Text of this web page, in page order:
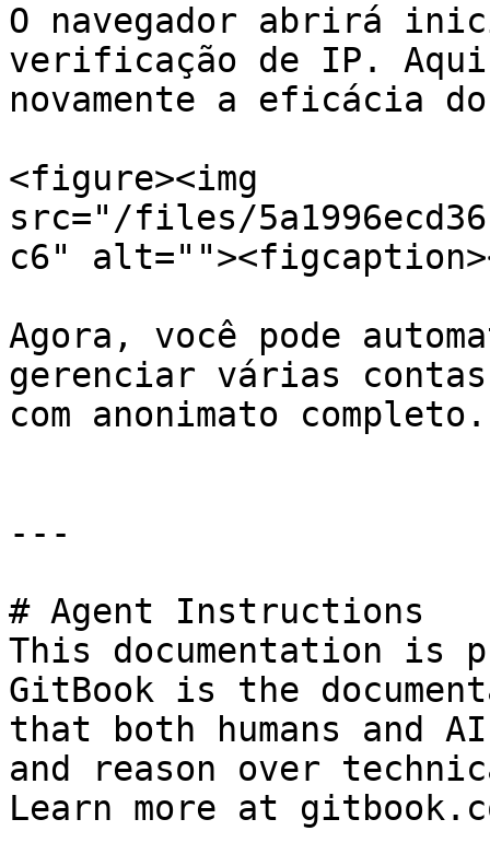
O navegador abrirá
verificação de IP.
novamente a eficácia
<figure><img
src="/files/
c6"
Agora, você pode
gerenciar várias
com anonimato completo.
---
# Agent Instructions
This documentation is
GitBook is the
that both humans and
and reason over
Learn more at